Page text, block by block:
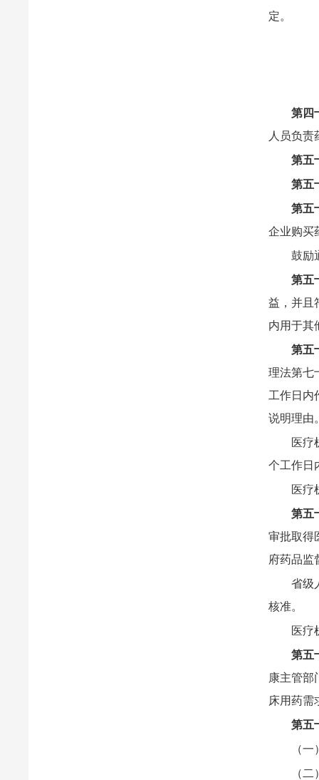
定。
第四
人员负责
第五
第五
第五
企业购买
鼓励
第五
益，并且
内用于其
第五
理法第七
工作日内
说明理由
医疗
个工作日
医疗
第五
审批取得
府药品监
省级
核准。
医疗
第五
康主管部
床用药需
第五
（
（